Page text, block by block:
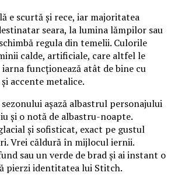
e scurtă și rece, iar majoritatea
seara, la lumina lămpilor sau
regula din temelii. Culorile
calde, artificiale, care altfel le
funcționează atât de bine cu
accente metalice.
așază albastrul personajului
și o notă de albastru-noapte.
și sofisticat, exact pe gustul
Vrei căldură în mijlocul iernii.
sau un verde de brad și ai instant o
pierzi identitatea lui Stitch.